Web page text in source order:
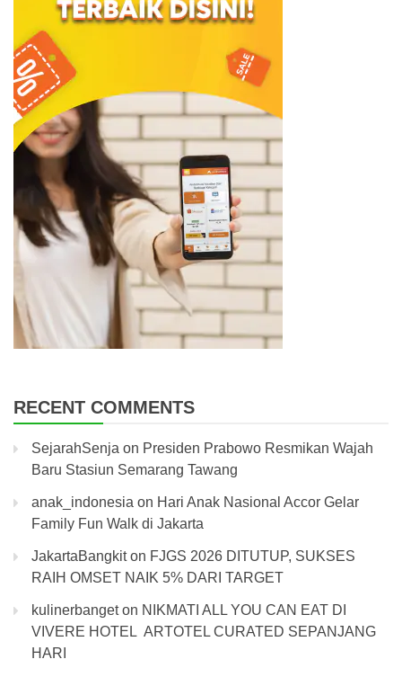
RECENT COMMENTS
SejarahSenja on Presiden Prabowo Resmikan Wajah
Baru Stasiun Semarang Tawang
anak_indonesia on Hari Anak Nasional Accor Gelar
Family Fun Walk di Jakarta
JakartaBangkiton FJGS 2026 DITUTUP, SUKSES
RAIH OMSET NAIK 5% DARI TARGET
kulinerbangeton NIKMATI ALL YOU CAN EAT DI
VIVERE HOTEL ARTOTEL CURATED SEPANJANG
HARI